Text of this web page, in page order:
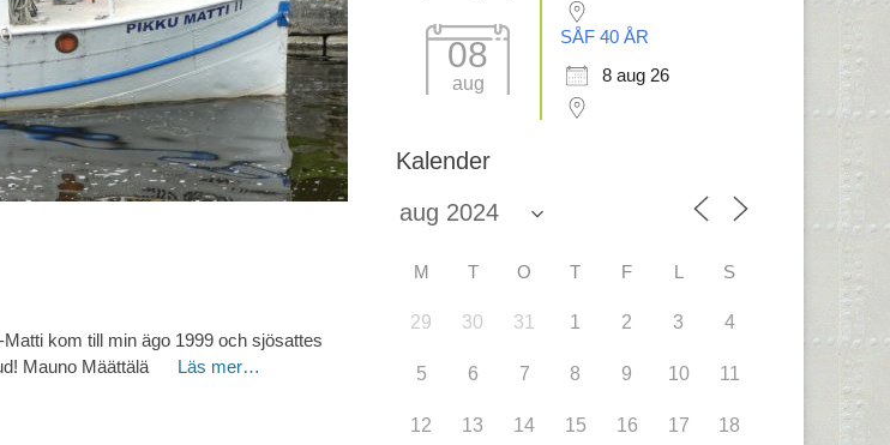
kom till min ägo 1999 och sjösattes
Mauno Määttälä Läs mer…
08
aug
SÅF 40 ÅR
8 aug 26
Kalender
M T O T F L S
29 30 31 1 2 3 4
5 6 7 8 9 10 11
12 13 14 15 16 17 18